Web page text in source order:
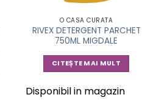
O CASA CURATA
RIVEX DETERGENT PARCHET
750ML MIGDALE
CITEȘTE MAI MULT
Disponibil in magazin